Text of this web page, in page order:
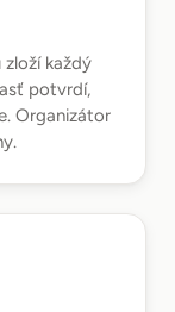
každý
potvrdí,
Organizátor